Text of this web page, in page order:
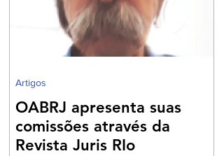
Serviços (CBS). A mudança marca uma das
primeiras etapas de validação obrigatória
OABRJ apresenta suas
comissões através da
Revista Juris RIo
Artigos